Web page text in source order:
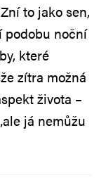
to jako sen,
podobu noční
které
zítra možná
života –
já nemůžu